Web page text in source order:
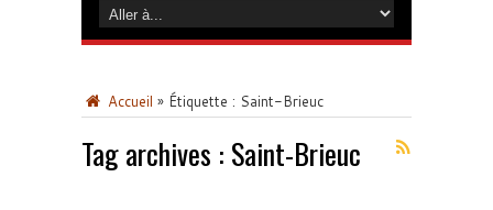
Accueil » Étiquette : Saint-Brieuc
Tag archives : Saint-Brieuc